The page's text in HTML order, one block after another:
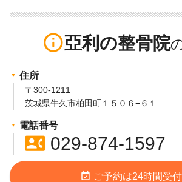
info_outline亞利の整骨院
住所
〒300-1211
茨城県牛久市柏田町１５０６−６１
電話番号
contact_phone029-874-1597
event_available ご予約は24時間受